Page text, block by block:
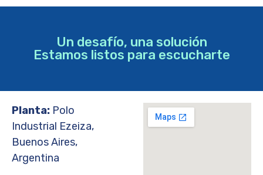
Un desafío, una solución
Estamos listos para escucharte
Planta: Polo
Industrial Ezeiza,
Buenos Aires,
Argentina